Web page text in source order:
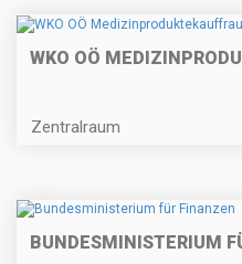
WKO OÖ
Zentralraum
BUNDESMINISTERIUM